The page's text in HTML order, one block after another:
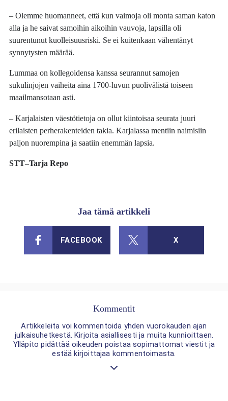
– Olemme huomanneet, että kun vaimoja oli monta saman katon
alla ja he saivat samoihin aikoihin vauvoja, lapsilla oli
suurentunut kuolleisuusriski. Se ei kuitenkaan vähentänyt
synnytysten määrää.
Lummaa on kollegoidensa kanssa seurannut samojen
sukulinjojen vaiheita aina 1700-luvun puolivälistä toiseen
maailmansotaan asti.
– Karjalaisten väestötietoja on ollut kiintoisaa seurata juuri
erilaisten perherakenteiden takia. Karjalassa mentiin naimisiin
paljon nuorempina ja saatiin enemmän lapsia.
STT–Tarja Repo
Jaa tämä artikkeli
FACEBOOK X
Kommentit
Artikkeleita voi kommentoida yhden vuorokauden ajan
julkaisuhetkestä. Kirjoita asiallisesti ja muita kunnioittaen.
Ylläpito pidättää oikeuden poistaa sopimattomat viestit ja
estää kirjoittajaa kommentoimasta.